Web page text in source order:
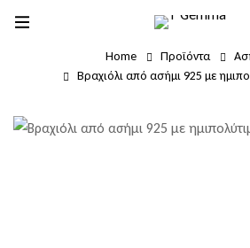
Home Προϊόντα
Βραχιόλι από ασήμι 925 με